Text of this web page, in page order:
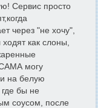
Сервис просто
через "не хочу",
как слоны,
могу
на белую
бы не
соусом, после